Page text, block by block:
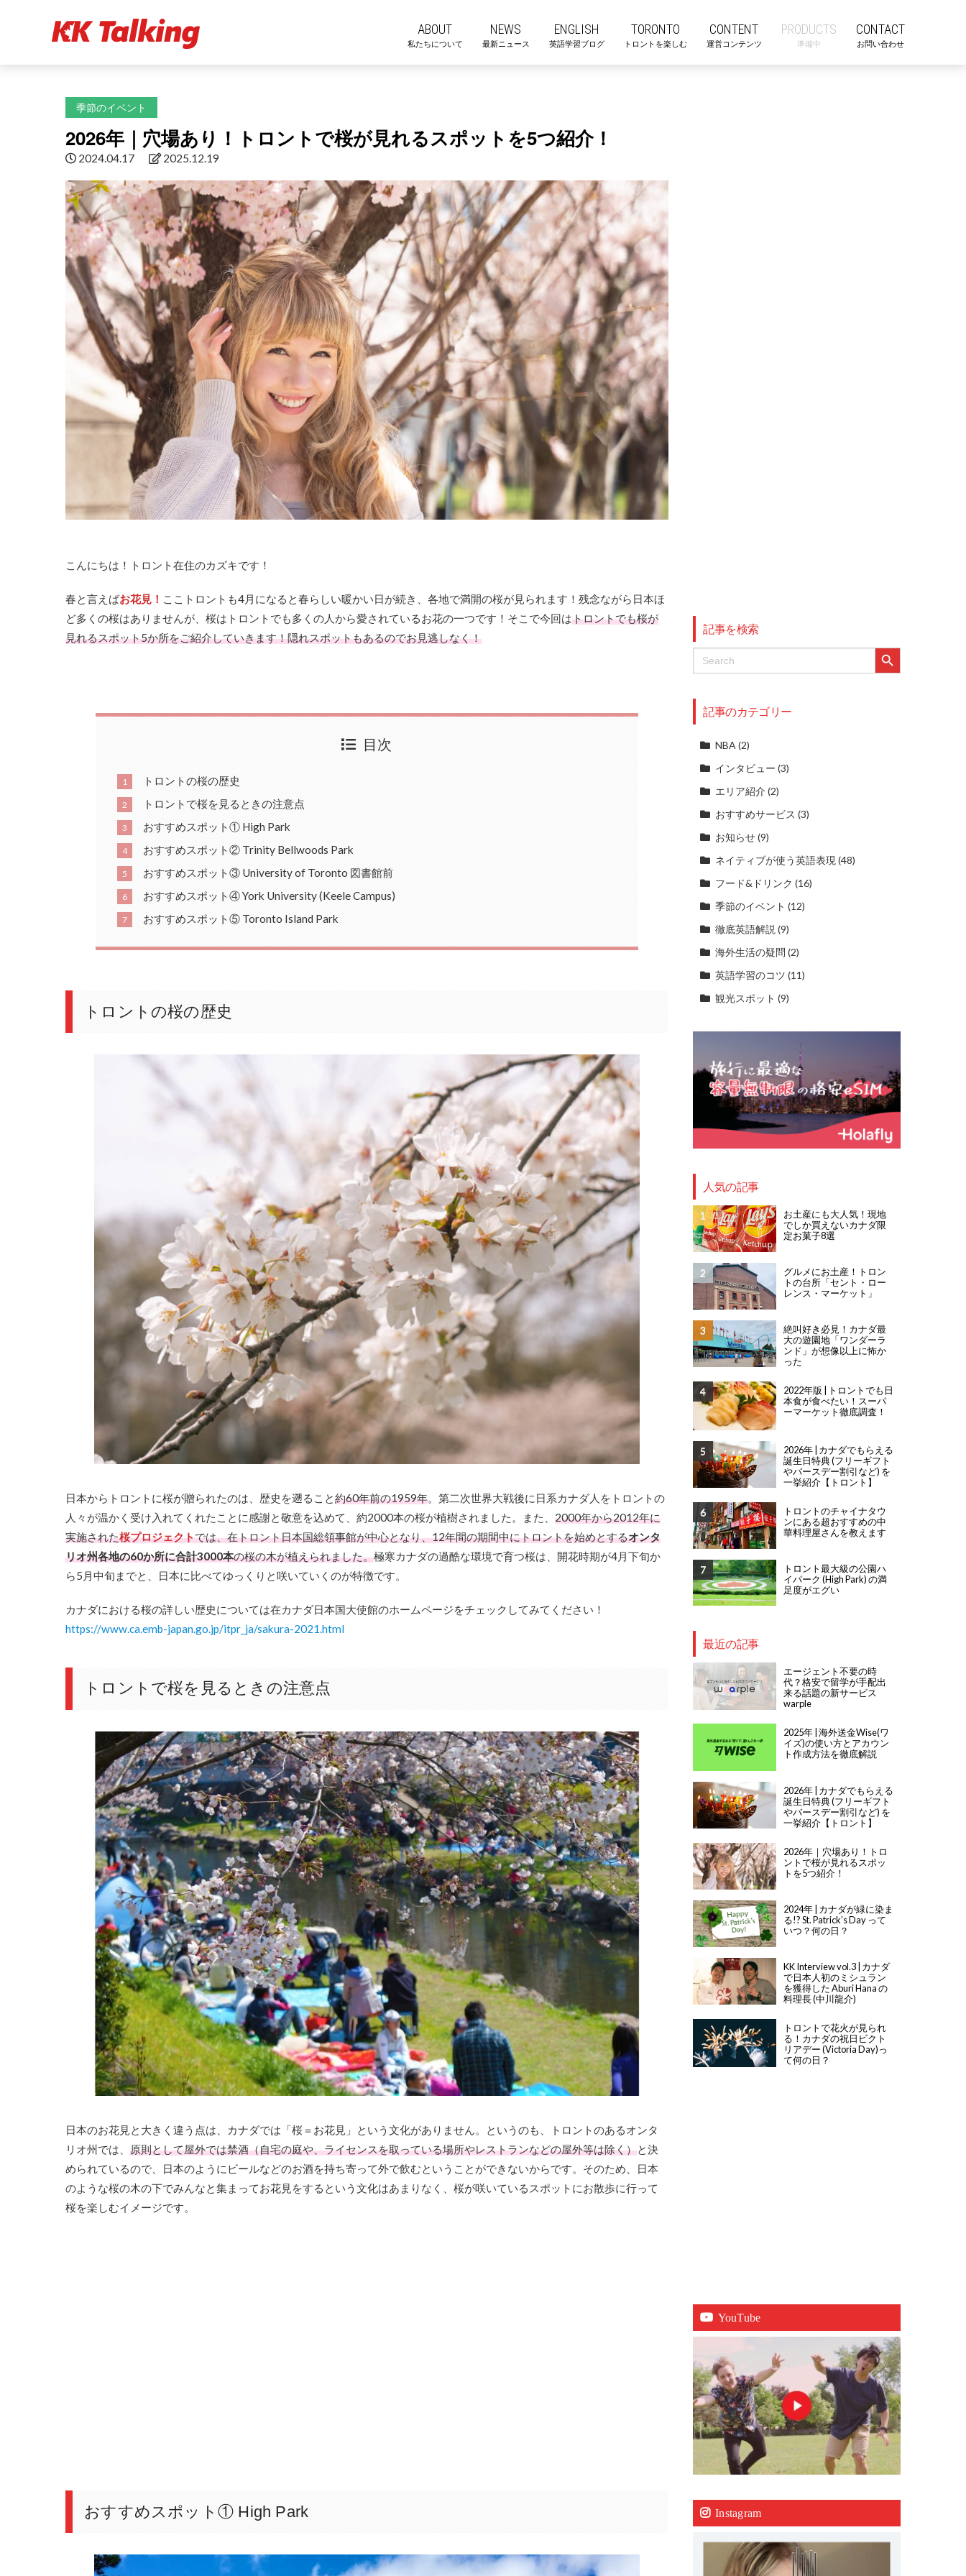
ABOUT
私たちについて
NEWS
最新ニュース
ENGLISH
英語学習ブログ
TORONTO
トロントを楽しむ
CONTENT
運営コンテンツ
PRODUCTS
準備中
CONTACT
お問い合わせ
季節のイベント
2026年｜穴場あり！トロントで桜が見れるスポットを5つ紹介！
2024.04.17 2025.12.19
こんにちは！トロント在住のカズキです！
春と言えばお花見！ ここトロントも4月になると春らしい暖かい日が続き、各地で満開の桜が見られます！残念ながら日本ほ
ど多くの桜はありませんが、桜はトロントでも多くの人から愛されているお花の一つです！そこで今回はトロントでも桜が
見れるスポット5か所をご紹介していきます！隠れスポットもあるのでお見逃しなく！
目次
1 トロントの桜の歴史
2 トロントで桜を見るときの注意点
3 おすすめスポット① High Park
4 おすすめスポット② Trinity Bellwoods Park
5 おすすめスポット③ University of Toronto 図書館前
6 おすすめスポット④ York University (Keele Campus)
7 おすすめスポット⑤ Toronto Island Park
トロントの桜の歴史
日本からトロントに桜が贈られたのは、歴史を遡ること約60年前の1959年。第二次世界大戦後に日系カナダ人をトロントの
人々が温かく受け入れてくれたことに感謝と敬意を込めて、 約2000本の桜が植樹されました。また、 2000年から2012年に
実施された桜プロジェクトでは、在トロント日本国総領事館が中心となり、12年間の期間中にトロントを始めとするオンタ
リオ州各地の60か所に合計3000本の桜の木が植えられました。極寒カナダの過酷な環境で育つ桜は、 開花時期が4月下旬か
ら5月中旬までと、日本に比べてゆっくりと咲いていくのが特徴です。
カナダにおける桜の詳しい歴史については在カナダ日本国大使館のホームページをチェックしてみてください！
https://www.ca.emb-japan.go.jp/itpr_ja/sakura-2021.html
トロントで桜を見るときの注意点
日本のお花見と大きく違う点は、カナダでは「桜＝お花見」という文化がありません。というのも、トロントのあるオンタ
リオ州では、 原則として屋外では禁酒（自宅の庭や、ライセンスを取っている場所やレストランなどの屋外等は除く）と決
められているので、日本のようにビールなどのお酒を持ち寄って外で飲むということができないからです。そのため、日本
のような桜の木の下でみんなと集まってお花見をするという文化はあまりなく、桜が咲いているスポットにお散歩に行って
桜を楽しむイメージです。
おすすめスポット① High Park
記事を検索
Search
for:
Search Button
記事のカテゴリー
NBA (2)
インタビュー (3)
エリア紹介 (2)
おすすめサービス (3)
お知らせ(9)
ネイティブが使う英語表現 (48)
フード&ドリンク (16)
季節のイベント (12)
徹底英語解説 (9)
海外生活の疑問 (2)
英語学習のコツ (11)
観光スポット (9)
人気の記事
お土産にも大人気！現地
でしか買えないカナダ限
定お菓子8選
グルメにお土産！トロン
トの台所「セント・ロー
レンス・マーケット」
絶叫好き必見！カナダ最
大の遊園地「ワンダーラ
ンド」が想像以上に怖か
った
2022年版 | トロントでも日
本食が食べたい！スーパ
ーマーケット徹底調査！
2026年 | カナダでもらえる
誕生日特典 (フリーギフト
やバースデー割引など) を
一挙紹介【トロント】
トロントのチャイナタウ
ンにある超おすすめの中
華料理屋さんを教えます
トロント最大級の公園ハ
イパーク (High Park) の満
足度がエグい
最近の記事
エージェント不要の時
代？格安で留学が手配出
来る話題の新サービス
warple
2025年 | 海外送金Wise(ワ
イズ)の使い方とアカウン
ト作成方法を徹底解説
2026年 | カナダでもらえる
誕生日特典 (フリーギフト
やバースデー割引など) を
一挙紹介【トロント】
2026年｜穴場あり！トロ
ントで桜が見れるスポッ
トを5つ紹介！
2024年 | カナダが緑に染ま
る!? St. Patrick’s Day って
いつ？何の日？
KK Interview vol.3 | カナダ
で日本人初のミシュラン
を獲得した Aburi Hana の
料理長 (中川龍介)
トロントで花火が見られ
る！カナダの祝日ビクト
リアデー (Victoria Day)っ
て何の日？
YouTube
Instagram